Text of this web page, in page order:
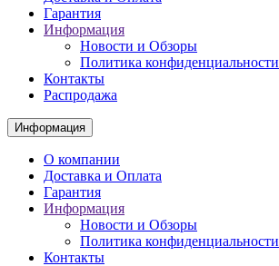
Гарантия
Информация
Новости и Обзоры
Политика конфиденциальности
Контакты
Распродажа
Информация
О компании
Доставка и Оплата
Гарантия
Информация
Новости и Обзоры
Политика конфиденциальности
Контакты